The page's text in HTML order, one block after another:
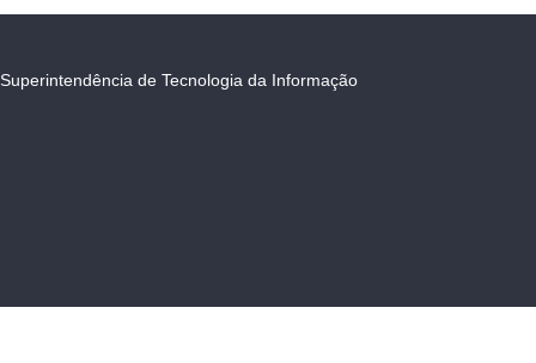
Superintendência de Tecnologia da Informação